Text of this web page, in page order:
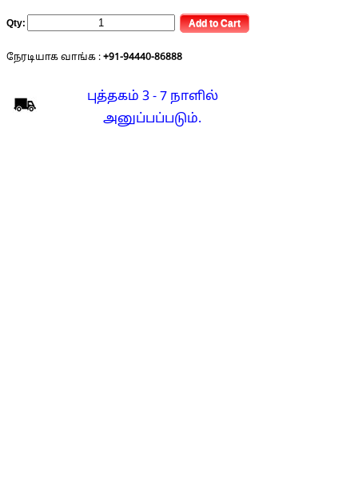
Qty:
நேரடியாக வாங்க : +91-94440-86888
புத்தகம் 3 - 7 நாளில்
அனுப்பப்படும்.